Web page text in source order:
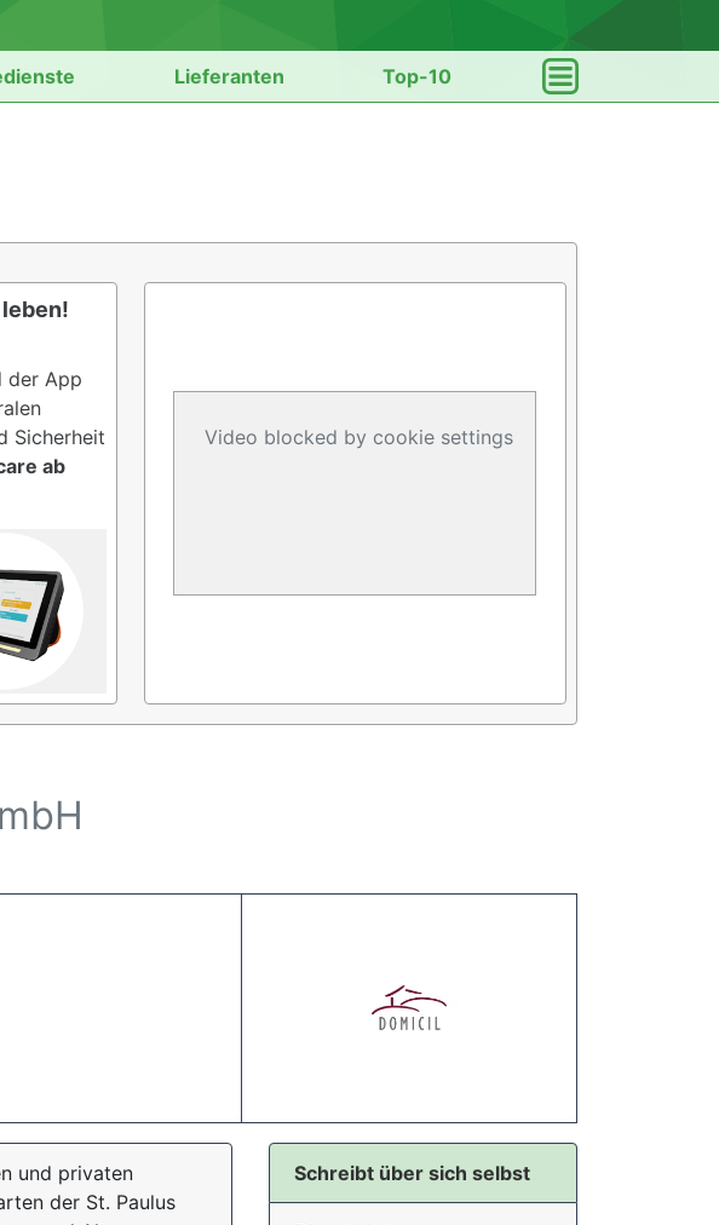
Lieferanten Top-10
der App
Sicherheit
ab
Video blocked by cookie settings
und privaten
der St. Paulus
Schreibt über sich selbst